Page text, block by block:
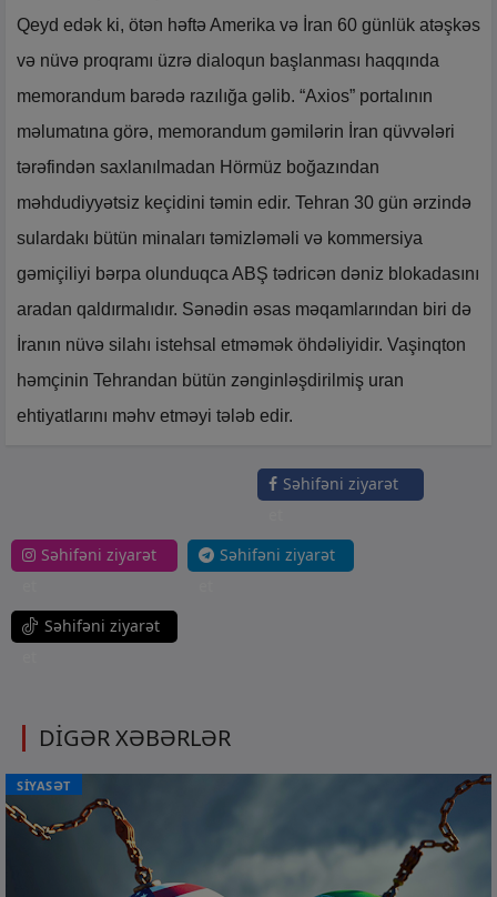
Qeyd edək ki, ötən həftə Amerika və İran 60 günlük atəşkəs
və nüvə proqramı üzrə dialoqun başlanması haqqında
memorandum barədə razılığa gəlib. “Axios” portalının
məlumatına görə, memorandum gəmilərin İran qüvvələri
tərəfindən saxlanılmadan Hörmüz boğazından
məhdudiyyətsiz keçidini təmin edir. Tehran 30 gün ərzində
sulardakı bütün minaları təmizləməli və kommersiya
gəmiçiliyi bərpa olunduqca ABŞ tədricən dəniz blokadasını
aradan qaldırmalıdır. Sənədin əsas məqamlarından biri də
İranın nüvə silahı istehsal etməmək öhdəliyidir. Vaşinqton
həmçinin Tehrandan bütün zənginləşdirilmiş uran
ehtiyatlarını məhv etməyi tələb edir.
Səhifəni ziyarət
Səhifəni ziyarət
Səhifəni ziyarət
Səhifəni ziyarət
DİGƏR XƏBƏRLƏR
SİYASƏT